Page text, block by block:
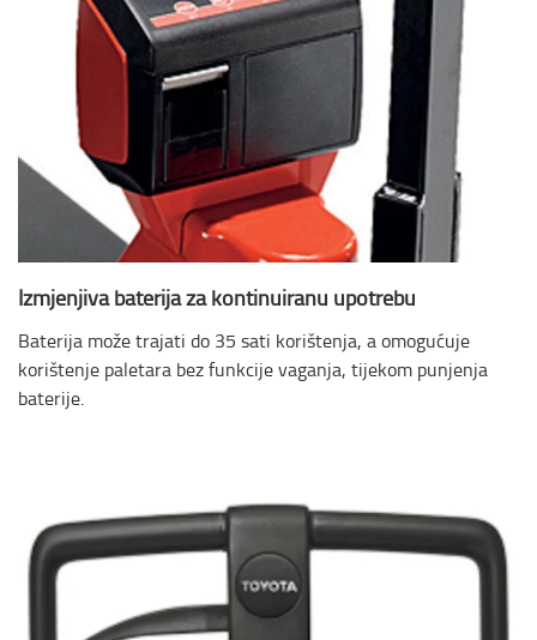
Izmjenjiva baterija za kontinuiranu upotrebu
Baterija može trajati do 35 sati korištenja, a omogućuje
korištenje paletara bez funkcije vaganja, tijekom punjenja
baterije.